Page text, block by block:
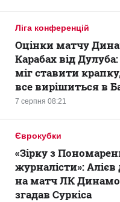
Ліга конференцій
7 серпня 08:21
Оцінки матчу
Карабах від
міг ставити
все вирішиться в
Єврокубки
«Зірку з
журналісти»:
на матч ЛК Динамо
згадав Суркіса